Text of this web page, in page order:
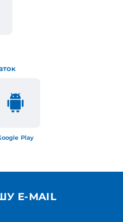
Play
E-MAIL